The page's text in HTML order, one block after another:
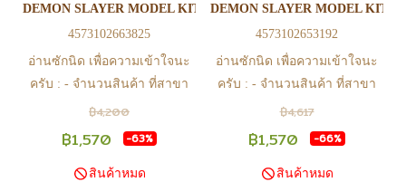
DEMON SLAYER MODEL KIT AGATSUMA ZENITSU
4573102663825
อ่านซักนิด เพื่อความเข้าใจนะ
ครับ : - จำนวนสินค้า ที่สาขา
อาจไม่เท่าทีหน้า web ในบาง
เวลา เนื่องจากสินค้ามีการเคลือ
สาขา สามารถ ตรวจสอบ ได้ที่
฿4,200
฿1,570 -63%
สินค้าหมด
DEMON SLAYER MODEL KIT
4573102653192
อ่านซักนิด เพื่อความเข้าใจนะ
ครับ : - จำนวนสินค้า ที่สาขา
อาจไม่เท่าทีหน้า web ในบาง
เวลา เนื่องจากสินค้ามีการเคลือ
สาขา สามารถ ตรวจสอบ ได้ที่
฿4,617
฿1,570 -66%
สินค้าหมด